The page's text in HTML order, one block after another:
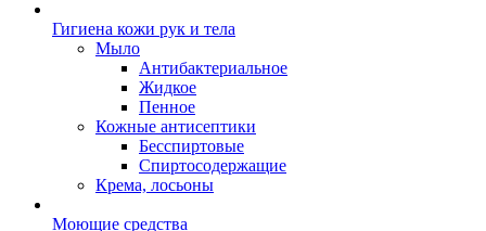
Гигиена кожи рук и тела
Мыло
Антибактериальное
Жидкое
Пенное
Кожные антисептики
Бесспиртовые
Cпиртосодержащие
Крема, лосьоны
Моющие средства